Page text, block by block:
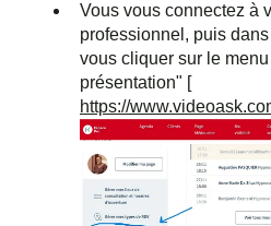
Vous vous connectez à
professionnel, puis
vous cliquer sur le
présentation" [
https://